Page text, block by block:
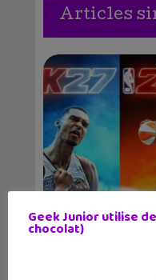
Articles
Victor
mondiale de
Geek Junior utilise
chocolat)